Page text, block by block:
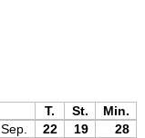
T. St.
Min.
Sep. 22 19
28